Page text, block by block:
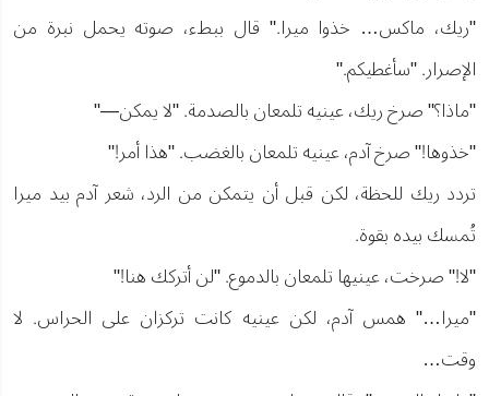
"ريك، ماكس… خذوا ميرا." قال ببطء، صوته يحمل نبرة من
الإصرار. "سأغطيكم."
"ماذا؟" صرخ ريك، عينيه تلمعان بالصدمة. "لا يمكن—"
"خذوها!" صرخ آدم، عينيه تلمعان بالغضب. "هذا أمر!"
تردد ريك للحظة، لكن قبل أن يتمكن من الرد، شعر آدم بيد ميرا
تُمسك بيده بقوة.
"لا!" صرخت، عينيها تلمعان بالدموع. "لن أتركك هنا!"
"ميرا…" همس آدم، لكن عينيه كانت تركزان على الحراس. لا
وقت…